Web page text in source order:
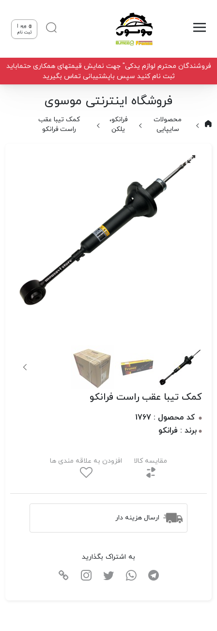
ورود |
ثبت نام
فروشندگان محترم لوازم یدکی" جهت نمایش قیمتهای همکاری حتماباید
ثبت نام کنید سپس باپشتیبانی تماس بگیرید
فروشگاه اینترنتی موسوی
محصولات
سایپایی
فرانکو،
یلکن
کمک تیبا عقب
راست فرانکو
کمک تیبا عقب راست فرانکو
کد محصول : 1767
برند : فرانکو
مقایسه کالا افزودن به علاقه مندی ها
ارسال هزینه دار
به اشتراک بگذارید